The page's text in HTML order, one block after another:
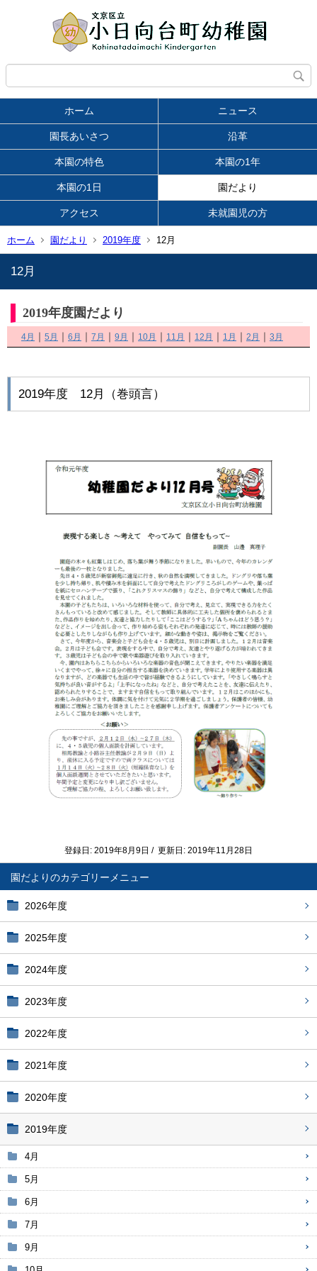
ホーム ニュース
園長あいさつ 沿革
本園の特色 本園の1年
本園の1日 園だより
アクセス 未就園児の方
ホーム 園だより 2019年度 12月
園だより
2026年度
2025年度
2024年度
2023年度
2022年度
2021年度
2020年度
2019年度
4月
5月
6月
7月
9月
12月
2019年度園だより
4月 5月 6月 7月 9月 10月 11月 12月 1月 2月 3月
2019年度 12月（巻頭言）
登録日: 2019年8月9日 / 更新日: 2019年11月28日